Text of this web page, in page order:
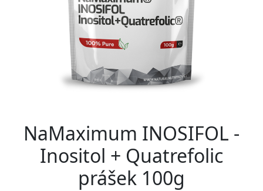
NaMaximum INOSIFOL -
Inositol + Quatrefolic
prášek 100g